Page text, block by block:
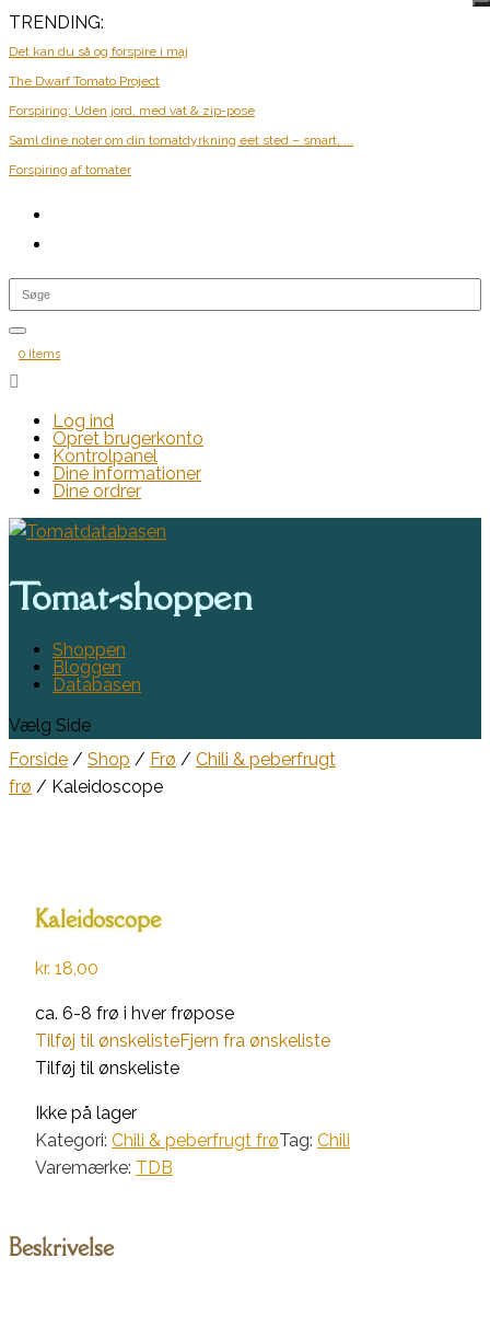
TRENDING:
Det kan du så og forspire i maj
The Dwarf Tomato Project
Forspiring: Uden jord, med vat & zip-pose
Saml dine noter om din tomatdyrkning eet sted – smart, ...
Forspiring af tomater
0 Items

Log ind
Opret brugerkonto
Kontrolpanel
Dine informationer
Dine ordrer
Tomat-shoppen
Shoppen
Bloggen
Databasen
Vælg Side
Forside / Shop / Frø / Chili & peberfrugt
frø / Kaleidoscope
Kaleidoscope
kr. 18,00
ca. 6-8 frø i hver frøpose
Tilføj til ønskelisteFjern fra ønskeliste
Tilføj til ønskeliste
Ikke på lager
Kategori: Chili & peberfrugt frøTag: Chili
Varemærke: TDB
Beskrivelse